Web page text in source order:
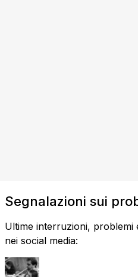
Segnalazioni sui
Ultime interruzioni, problemi
nei social media: